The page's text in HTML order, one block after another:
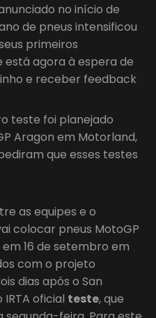
no início de
de pneus intensificou
primeiros
agora à espera de
e receber feedback
teste foi planejado
Aragon em Motorland,
que esses testes
as equipes e o
colocar pneus MotoGP
16 de setembro em
com o projeto
dias após o San
IRTA oficial teste, que